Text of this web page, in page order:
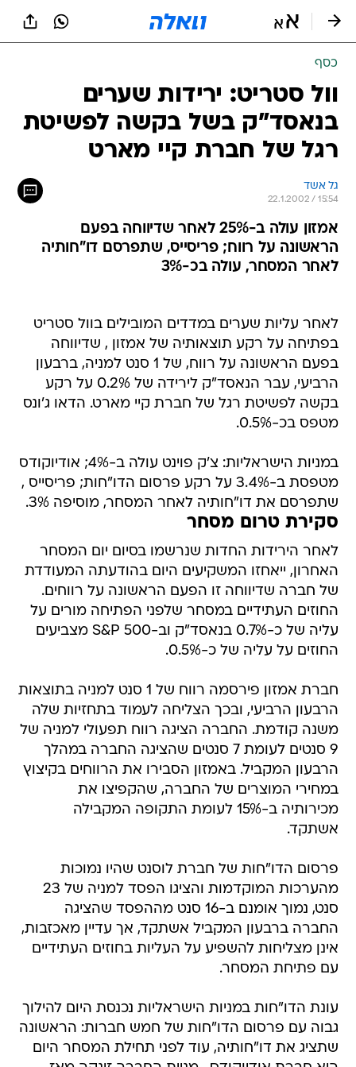
כסף
וול סטריט: ירידות שערים
בנאסד"ק בשל בקשה לפשיטת
רגל של חברת קיי מארט
גל אשד
22.1.2002 / 15:54
אמזון עולה ב-25% לאחר שדיווחה בפעם
הראשונה על רווח; פריסייס, שתפרסם דו"חותיה
לאחר המסחר, עולה בכ-3%
לאחר עליות שערים במדדים המובילים בוול סטריט
בפתיחה על רקע תוצאותיה של אמזון , שדיווחה
בפעם הראשונה על רווח, של 1 סנט למניה, ברבעון
הרביעי, עבר הנאסד"ק לירידה של 0.2% על רקע
בקשה לפשיטת רגל של חברת קיי מארט. הדאו ג'ונס
מטפס בכ-0.5%.
במניות הישראליות: צ'ק פוינט עולה ב-4%; אודיוקודס
מטפסת ב-3.4% על רקע פרסום הדו"חות; פריסייס ,
שתפרסם את דו"חותיה לאחר המסחר, מוסיפה 3%.
סקירת טרום מסחר
לאחר הירידות החדות שנרשמו בסיום יום המסחר
האחרון, ייאחזו המשקיעים היום בהודעתה המעודדת
של חברה שדיווחה זו הפעם הראשונה על רווחים.
החוזים העתידיים במסחר שלפני הפתיחה מורים על
עליה של כ-0.7% בנאסד"ק וב-S&P 500 מצביעים
החוזים על עליה של כ-0.5%.
חברת אמזון פירסמה רווח של 1 סנט למניה בתוצאות
הרבעון הרביעי, ובכך הצליחה לעמוד בתחזיות שלה
משנה קודמת. החברה הציגה רווח תפעולי למניה של
9 סנטים לעומת 7 סנטים שהציגה החברה במהלך
הרבעון המקביל. באמזון הסבירו את הרווחים בקיצוץ
במחירי המוצרים של החברה, שהקפיצו את
מכירותיה ב-15% לעומת התקופה המקבילה
אשתקד.
פרסום הדו"חות של חברת לוסנט שהיו נמוכות
מהערכות המוקדמות והציגו הפסד למניה של 23
סנט, נמוך אומנם ב-16 סנט מההפסד שהציגה
החברה ברבעון המקביל אשתקד, אך עדיין מאכזבות,
אינן מצליחות להשפיע על העליות בחוזים העתידיים
עם פתיחת המסחר.
עונת הדו"חות במניות הישראליות נכנסת היום להילוך
גבוה עם פרסום הדו"חות של חמש חברות: הראשונה
שתציג את דו"חותיה, עוד לפני תחילת המסחר היום